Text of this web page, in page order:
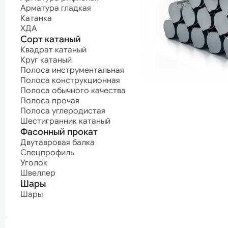
Шестигранник катаный
Фасонный прокат
Двутавровая балка
Спецпрофиль
Уголок
Швеллер
Шары
Шары
Нержавеющая сталь
Нержавеющий лист
Нержавеющий лист горячекатаный
Нержавеющий лист холоднокатаный
Нержавеющий сорт
Квадрат нержавеющий
Круг нержавеющий
Полоса нержавеющая
Шестигранник нержавеющий
Канат
Канат
Канат с
покрытием
Канат светлый
Проволока
Арматура гладкая
Катанка
ХДА
Сорт катаный
Квадрат катаный
Круг катаный
Полоса инструментальная
Полоса конструкционная
Полоса обычного качества
Полоса прочая
Полоса углеродистая
Шестигранник катаный
Фасонный прокат
Двутавровая балка
Спецпрофиль
Уголок
Швеллер
Шары
Шары